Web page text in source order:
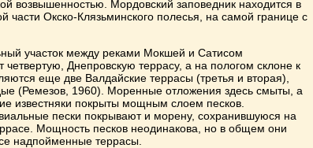
возвышенностью. Мордовский заповедник находится в
части Окско-Клязьминского полесья, на самой границе с
участок между реками Мокшей и Сатисом
четвертую, Днепровскую террасу, а на пологом склоне к
еще две Валдайские террасы (третья и вторая),
(Ремезов, 1960). Моренные отложения здесь смыты, а
известняки покрыты мощным слоем песков.
пески покрывают и морену, сохранившуюся на
Мощность песков неодинакова, но в общем они
надпойменные террасы.